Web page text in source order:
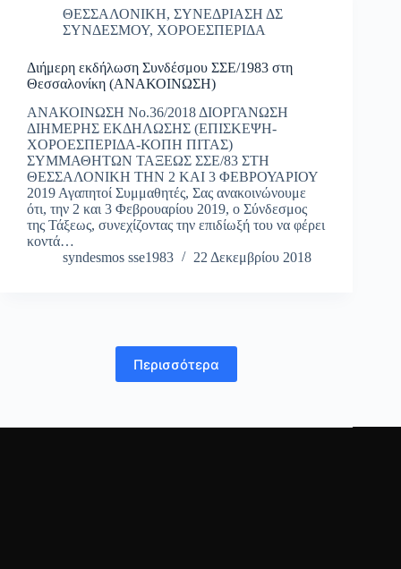
ΘΕΣΣΑΛΟΝΙΚΗ, ΣΥΝΕΔΡΙΑΣΗ ΔΣ
ΣΥΝΔΕΣΜΟΥ, ΧΟΡΟΕΣΠΕΡΙΔΑ
Διήμερη εκδήλωση Συνδέσμου ΣΣΕ/1983 στη
Θεσσαλονίκη (ΑΝΑΚΟΙΝΩΣΗ)
ΑΝΑΚΟΙΝΩΣΗ Νο.36/2018 ΔΙΟΡΓΑΝΩΣΗ
ΔΙΗΜΕΡΗΣ ΕΚΔΗΛΩΣΗΣ (ΕΠΙΣΚΕΨΗ-
ΧΟΡΟΕΣΠΕΡΙΔΑ-ΚΟΠΗ ΠΙΤΑΣ)
ΣΥΜΜΑΘΗΤΩΝ ΤΑΞΕΩΣ ΣΣΕ/83 ΣΤΗ
ΘΕΣΣΑΛΟΝΙΚΗ ΤΗΝ 2 ΚΑΙ 3 ΦΕΒΡΟΥΑΡΙΟΥ
2019 Αγαπητοί Συμμαθητές, Σας ανακοινώνουμε
ότι, την 2 και 3 Φεβρουαρίου 2019, ο Σύνδεσμος
της Τάξεως, συνεχίζοντας την επιδίωξή του να φέρει
κοντά…
syndesmos sse1983
22 Δεκεμβρίου 2018
Περισσότερα